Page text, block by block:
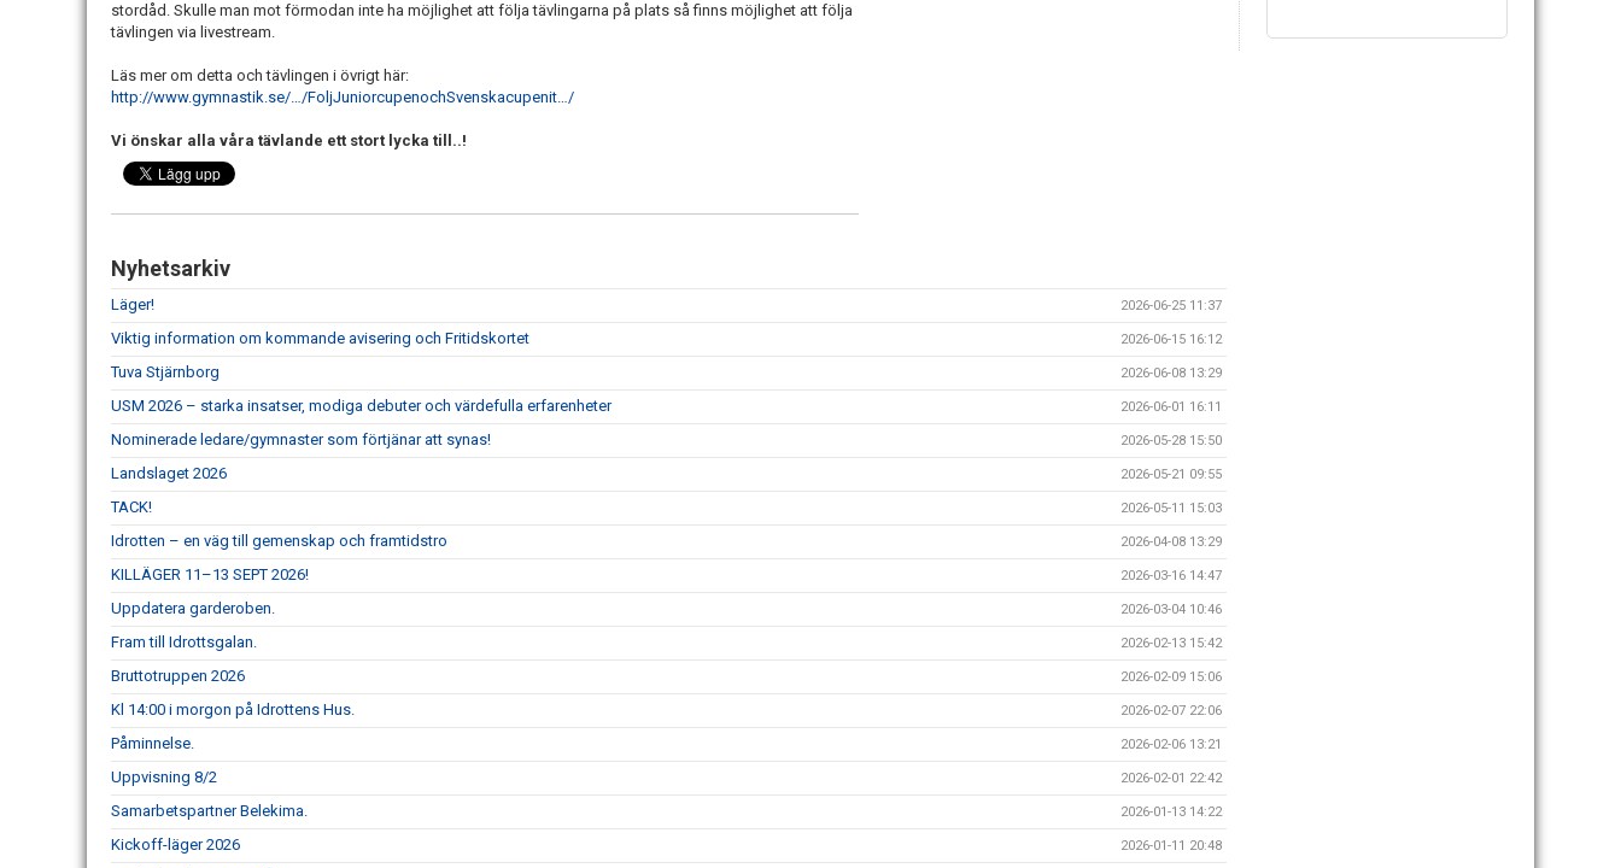
stordåd. Skulle man mot förmodan inte ha möjlighet att följa tävlingarna på plats så finns möjlighet att följa
tävlingen via livestream.
Läs mer om detta och tävlingen i övrigt här:
http://www.gymnastik.se/…/FoljJuniorcupenochSvenskacupenit…/
Vi önskar alla våra tävlande ett stort lycka till..!
Nyhetsarkiv
Läger! 2026-06-25 11:37
Viktig information om kommande avisering och Fritidskortet 2026-06-15 16:12
Tuva Stjärnborg 2026-06-08 13:29
USM 2026 – starka insatser, modiga debuter och värdefulla erfarenheter 2026-06-01 16:11
Nominerade ledare/gymnaster som förtjänar att synas! 2026-05-28 15:50
Landslaget 2026 2026-05-21 09:55
TACK! 2026-05-11 15:03
Idrotten – en väg till gemenskap och framtidstro 2026-04-08 13:29
KILLÄGER 11–13 SEPT 2026! 2026-03-16 14:47
Uppdatera garderoben. 2026-03-04 10:46
Fram till Idrottsgalan. 2026-02-13 15:42
Bruttotruppen 2026 2026-02-09 15:06
Kl 14:00 i morgon på Idrottens Hus. 2026-02-07 22:06
Påminnelse. 2026-02-06 13:21
Uppvisning 8/2 2026-02-01 22:42
Samarbetspartner Belekima. 2026-01-13 14:22
Kickoff-läger 2026 2026-01-11 20:48